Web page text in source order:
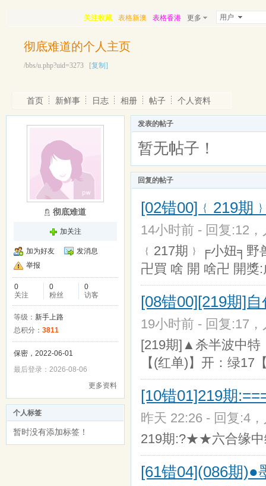
关注收藏 表格新澳 表格香港 更多 用户
彻底难道的个人主页
/bbs/u.php?uid=3273 [复制]
首页 新鲜事 日志 相册 帖子 个人资料
彻底难道
加关注
加为好友
发消息
举报
0
关注
0
粉丝
0
访客
等级： 新手上路
总积分： 3811
保密，2022-06-01
最后登录：2026-08-06
更多资料
个人标签
暂时没有添加标签！
发表的帖子
暂无帖子！
回复的帖子
[02错00]﹛219期
14小时前 - 回复:12
﹛217期﹜╒小妞╕
卍買 啥 開 啥卍 開獎
[08错00][219期]
19小时前 - 回复:17
[219期]▲杀半波中特
【(红单)】开：绿
[10错01]219期
昨天 22:26 - 回复:4
219期:?★★六合缘
[61错04](086期)●